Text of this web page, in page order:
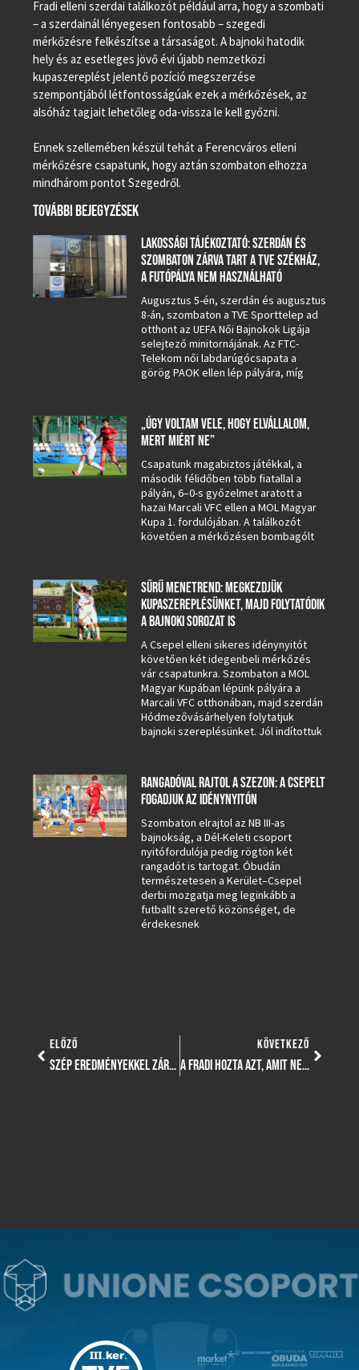
Fradi elleni szerdai találkozót például arra, hogy a szombati
– a szerdainál lényegesen fontosabb – szegedi
mérkőzésre felkészítse a társaságot. A bajnoki hatodik
hely és az esetleges jövő évi újabb nemzetközi
kupaszereplést jelentő pozíció megszerzése
szempontjából létfontosságúak ezek a mérkőzések, az
alsóház tagjait lehetőleg oda-vissza le kell győzni.
Ennek szellemében készül tehát a Ferencváros elleni
mérkőzésre csapatunk, hogy aztán szombaton elhozza
mindhárom pontot Szegedről.
TOVÁBBI BEJEGYZÉSEK
LAKOSSÁGI TÁJÉKOZTATÓ: SZERDÁN ÉS
SZOMBATON ZÁRVA TART A TVE SZÉKHÁZ,
A FUTÓPÁLYA NEM HASZNÁLHATÓ
Augusztus 5-én, szerdán és augusztus
8-án, szombaton a TVE Sporttelep ad
otthont az UEFA Női Bajnokok Ligája
selejtező minitornájának. Az FTC-
Telekom női labdarúgócsapata a
görög PAOK ellen lép pályára, míg
„ÚGY VOLTAM VELE, HOGY ELVÁLLALOM,
MERT MIÉRT NE”
Csapatunk magabiztos játékkal, a
második félidőben több fiatallal a
pályán, 6–0-s győzelmet aratott a
hazai Marcali VFC ellen a MOL Magyar
Kupa 1. fordulójában. A találkozót
követően a mérkőzésen bombagólt
SŰRŰ MENETREND: MEGKEZDJÜK
KUPASZEREPLÉSÜNKET, MAJD FOLYTATÓDIK
A BAJNOKI SOROZAT IS
A Csepel elleni sikeres idénynyitót
követően két idegenbeli mérkőzés
vár csapatunkra. Szombaton a MOL
Magyar Kupában lépünk pályára a
Marcali VFC otthonában, majd szerdán
Hódmezővásárhelyen folytatjuk
bajnoki szereplésünket. Jól indítottuk
RANGADÓVAL RAJTOL A SZEZON: A CSEPELT
FOGADJUK AZ IDÉNYNYITÓN
Szombaton elrajtol az NB III-as
bajnokság, a Dél-Keleti csoport
nyitófordulója pedig rögtön két
rangadót is tartogat. Óbudán
természetesen a Kerület–Csepel
derbi mozgatja meg leginkább a
futballt szerető közönséget, de
érdekesnek
ELŐZŐ
SZÉP EREDMÉNYEKKEL ZÁRTÁK ATLÉTÁINK AZ IDÉNY UTOLSÓ ELŐTTI VERSENYÉT
KÖVETKEZŐ
A FRADI HOZTA AZT, AMIT NEKÜNK SZOMBATON KELL